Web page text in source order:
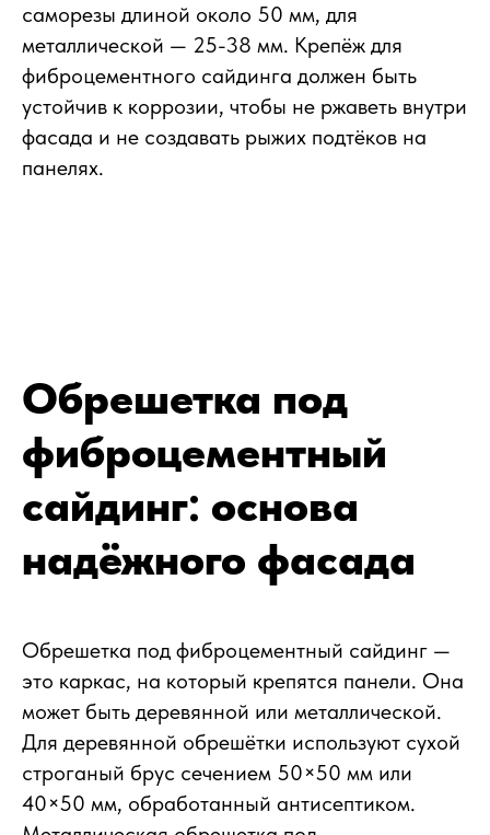
саморезы длиной около 50 мм, для
металлической — 25-38 мм. Крепёж для
фиброцементного сайдинга должен быть
устойчив к коррозии, чтобы не ржаветь внутри
фасада и не создавать рыжих подтёков на
панелях.
Обрешетка под
фиброцементный
сайдинг: основа
надёжного фасада
Обрешетка под фиброцементный сайдинг —
это каркас, на который крепятся панели. Она
может быть деревянной или металлической.
Для деревянной обрешётки используют сухой
строганый брус сечением 50×50 мм или
40×50 мм, обработанный антисептиком.